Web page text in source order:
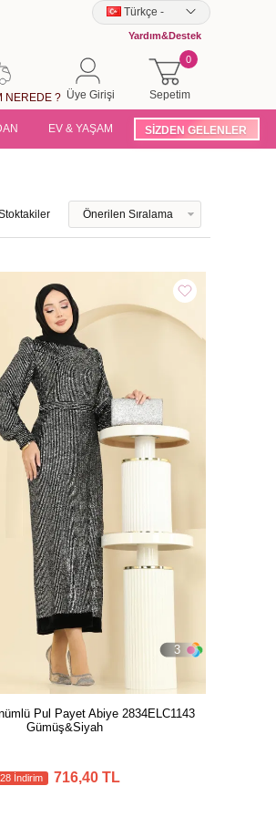
Türkçe -
Yardım&Destek
Sepetim
0
Üye Girişi
NEREDE ?
EV & YAŞAM SİZDEN GELENLER
3
Pul Payet Abiye 2834ELC1143
Gümüş&Siyah
İndirim 716,40 TL